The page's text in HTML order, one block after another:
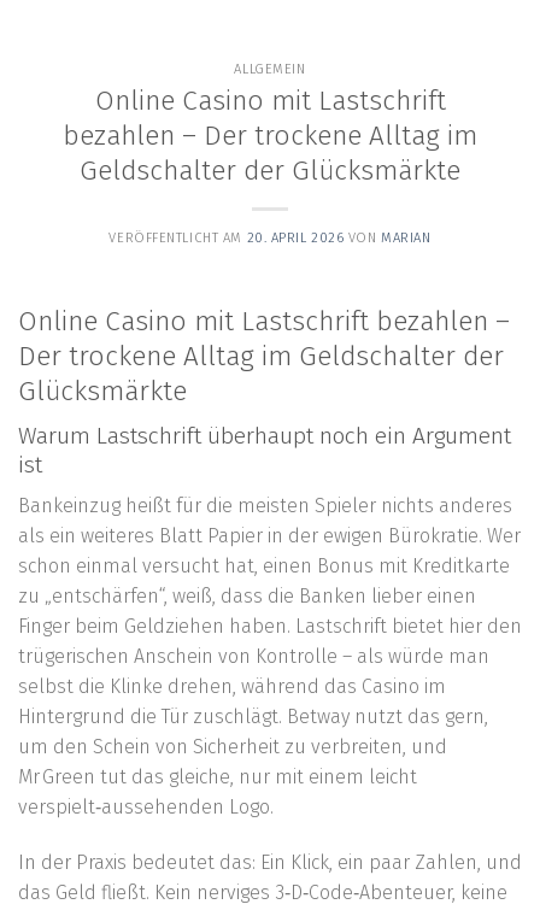
ALLGEMEIN
Online Casino mit Lastschrift
bezahlen – Der trockene Alltag im
Geldschalter der Glücksmärkte
VERÖFFENTLICHT AM 20. APRIL 2026 VON MARIAN
Online Casino mit Lastschrift bezahlen –
Der trockene Alltag im Geldschalter der
Glücksmärkte
Warum Lastschrift überhaupt noch ein Argument
ist
Bankeinzug heißt für die meisten Spieler nichts anderes
als ein weiteres Blatt Papier in der ewigen Bürokratie. Wer
schon einmal versucht hat, einen Bonus mit Kreditkarte
zu „entschärfen“, weiß, dass die Banken lieber einen
Finger beim Geldziehen haben. Lastschrift bietet hier den
trügerischen Anschein von Kontrolle – als würde man
selbst die Klinke drehen, während das Casino im
Hintergrund die Tür zuschlägt. Betway nutzt das gern,
um den Schein von Sicherheit zu verbreiten, und
Mr Green tut das gleiche, nur mit einem leicht
verspielt‑aussehenden Logo.
In der Praxis bedeutet das: Ein Klick, ein paar Zahlen, und
das Geld fließt. Kein nerviges 3‑D‑Code‑Abenteuer, keine